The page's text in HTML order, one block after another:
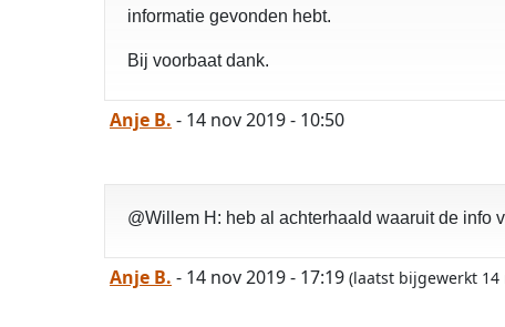
informatie gevonden hebt.
Bij voorbaat dank.
Anje B. - 14 nov 2019 - 10:50
@Willem H: heb al achterhaald waaruit de info
Anje B. - 14 nov 2019 - 17:19 (laatst bijgewerkt